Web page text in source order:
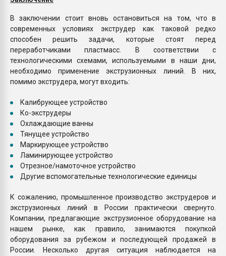
В заключении стоит вновь остановиться на том, что в
современных условиях экструдер как таковой редко
способен решить задачи, которые стоят перед
переработчиками пластмасс. В соответствии с
технологическими схемами, используемыми в наши дни,
необходимо применение экструзионных линий. В них,
помимо экструдера, могут входить:
Калибрующее устройство
Ко-экструдеры
Охлаждающие ванны
Тянущее устройство
Маркирующее устройство
Ламинирующее устройство
Отрезное/намоточное устройство
Другие вспомогательные технологические единицы
К сожалению, промышленное производство экструдеров и
экструзионных линий в России практически свернуто.
Компании, предлагающие экструзионное оборудование на
нашем рынке, как правило, занимаются покупкой
оборудования за рубежом и последующей продажей в
России. Несколько другая ситуация наблюдается на